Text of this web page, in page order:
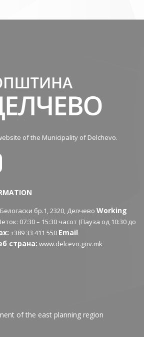
of the Municipality of Delchevo.
бр.1, 2320, ДелчевоWorking
07:30 – 15:30 часот (Пауза од 10:30 до
+389 33 411 550 Email
страна: www.delcevo.gov.mk
of the east planning region